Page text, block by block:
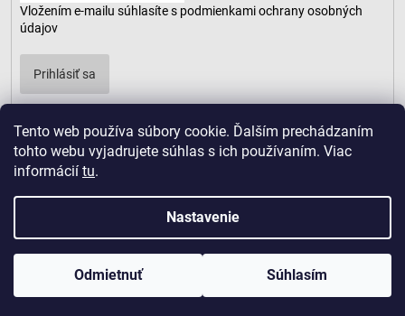
Tento web používa súbory cookie. Ďalším prechádzaním
tohto webu vyjadrujete súhlas s ich používaním. Viac
informácií tu.
Nastavenie
Odmietnuť Súhlasím
Vložením e-mailu súhlasíte s podmienkami ochrany osobných
údajov
Prihlásiť sa
D2solutions
Copyright 2026 . Všetky práva vyhradené.